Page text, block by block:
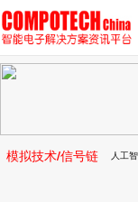
模拟技术/信号链 人工